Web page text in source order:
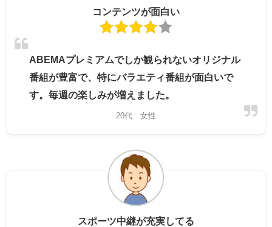
コンテンツが面白い
ABEMAプレミアムでしか観られないオリジナル
番組が豊富で、特にバラエティ番組が面白いで
す。毎週の楽しみが増えました。
20代 女性
スポーツ中継が充実してる